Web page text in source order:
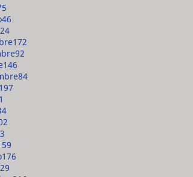
46
172
92
146
84
197
176